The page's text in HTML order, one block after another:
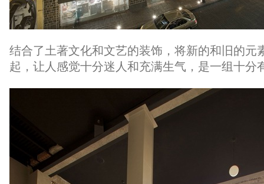
结合了土著文化和文艺的装饰，将新的和旧的元
起，让人感觉十分迷人和充满生气，是一组十分